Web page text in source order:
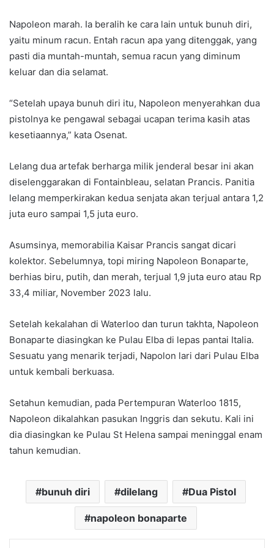
Napoleon marah. Ia beralih ke cara lain untuk bunuh diri,
yaitu minum racun. Entah racun apa yang ditenggak, yang
pasti dia muntah-muntah, semua racun yang diminum
keluar dan dia selamat.
“Setelah upaya bunuh diri itu, Napoleon menyerahkan dua
pistolnya ke pengawal sebagai ucapan terima kasih atas
kesetiaannya,” kata Osenat.
Lelang dua artefak berharga milik jenderal besar ini akan
diselenggarakan di Fontainbleau, selatan Prancis. Panitia
lelang memperkirakan kedua senjata akan terjual antara 1,2
juta euro sampai 1,5 juta euro.
Asumsinya, memorabilia Kaisar Prancis sangat dicari
kolektor. Sebelumnya, topi miring Napoleon Bonaparte,
berhias biru, putih, dan merah, terjual 1,9 juta euro atau Rp
33,4 miliar, November 2023 lalu.
Setelah kekalahan di Waterloo dan turun takhta, Napoleon
Bonaparte diasingkan ke Pulau Elba di lepas pantai Italia.
Sesuatu yang menarik terjadi, Napolon lari dari Pulau Elba
untuk kembali berkuasa.
Setahun kemudian, pada Pertempuran Waterloo 1815,
Napoleon dikalahkan pasukan Inggris dan sekutu. Kali ini
dia diasingkan ke Pulau St Helena sampai meninggal enam
tahun kemudian.
bunuh diri dilelang Dua Pistol
napoleon bonaparte